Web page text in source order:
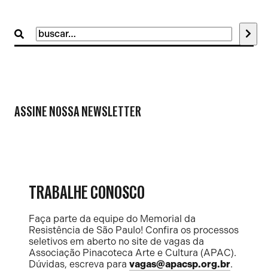
Buscar
por:
ASSINE NOSSA NEWSLETTER
TRABALHE CONOSCO
Faça parte da equipe do Memorial da
Resistência de São Paulo! Confira os processos
seletivos em aberto no site de vagas da
Associação Pinacoteca Arte e Cultura (APAC).
Dúvidas, escreva para vagas@apacsp.org.br.